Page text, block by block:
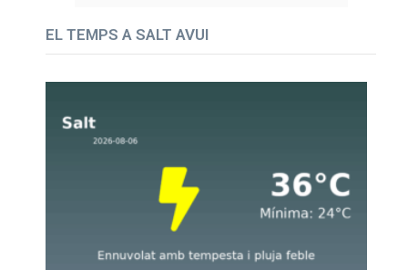
EL TEMPS A SALT AVUI